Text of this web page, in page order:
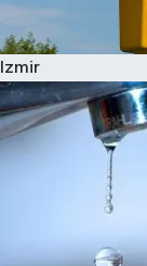
Izmir